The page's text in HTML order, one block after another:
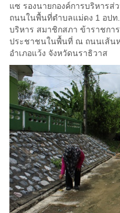
แซ รองนายกองค์การบริหาร
ถนนในพื้นที่ตำบลแม่ดง 1 อป
บริหาร สมาชิกสภา ข้าราชกา
ประชาชนในพื้นที่ ณ ถนนเส้น
อำเภอแว้ง จังหวัดนราธิวาส